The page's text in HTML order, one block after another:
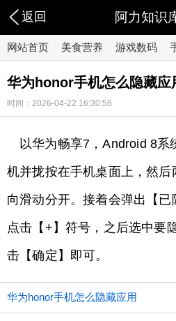
返回 阿力知识
网站首页 美食营养 游戏数码
华为honor手机怎么隐藏应
时间：2026-04-22 16:30:58
以华为畅享7，Android 8系
机并拢按在手机桌面上，然
向滑动分开。接着会弹出【
点击【+】符号，之后选中要
击【确定】即可。
华为honor手机怎么隐藏应用